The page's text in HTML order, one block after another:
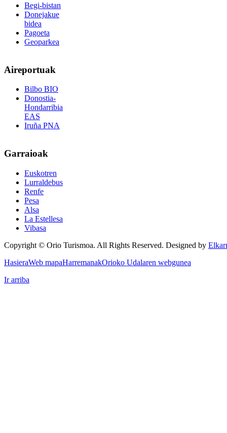
Begi-bistan
Donejakue
bidea
Pagoeta
Geoparkea
Aireportuak
Bilbo BIO
Donostia-
Hondarribia
EAS
Iruña PNA
Garraioak
Euskotren
Lurraldebus
Renfe
Pesa
Alsa
La Estellesa
Vibasa
Copyright © Orio Turismoa. All Rights Reserved. Designed by
HasieraWeb mapaHarremanakOrioko Udalaren webgunea
Ir arriba